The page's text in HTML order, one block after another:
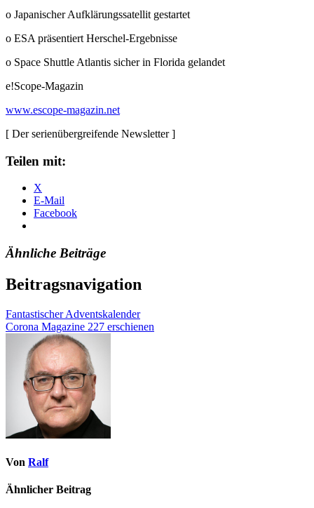
o Japanischer Aufklärungssatellit gestartet
o ESA präsentiert Herschel-Ergebnisse
o Space Shuttle Atlantis sicher in Florida gelandet
e!Scope-Magazin
www.escope-magazin.net
[ Der serienübergreifende Newsletter ]
Teilen mit:
X
E-Mail
Facebook
Ähnliche Beiträge
Beitragsnavigation
Fantastischer Adventskalender
Corona Magazine 227 erschienen
Von Ralf
Ähnlicher Beitrag